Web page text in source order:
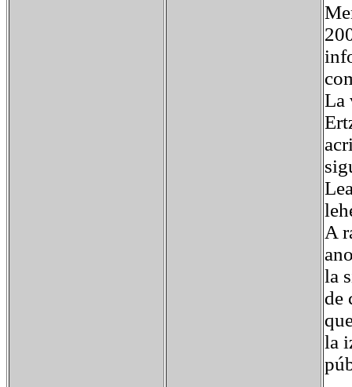
La
A
la
de
la